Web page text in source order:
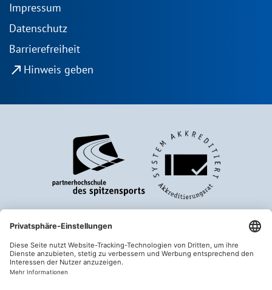
Impressum
Datenschutz
Barrierefreiheit
north_east Hinweis geben